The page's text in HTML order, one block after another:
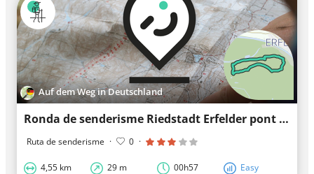
Auf dem Weg in Deutschland
Ronda de senderisme Riedstadt Erfelder pont per a vianants 1: Camí del blauet
Ruta de senderisme · 0 ·
4,55 km 29 m 00h57 Easy